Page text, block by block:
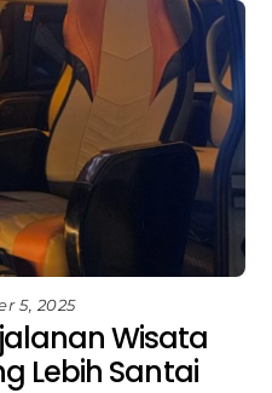
5, 2025
Wisata
Lebih Santai